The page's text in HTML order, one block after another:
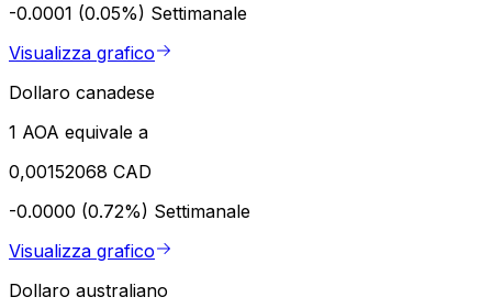
-0.0001 (0.05%) Settimanale
Visualizza grafico
Dollaro canadese
1 AOA equivale a
0,00152068 CAD
-0.0000 (0.72%) Settimanale
Visualizza grafico
Dollaro australiano